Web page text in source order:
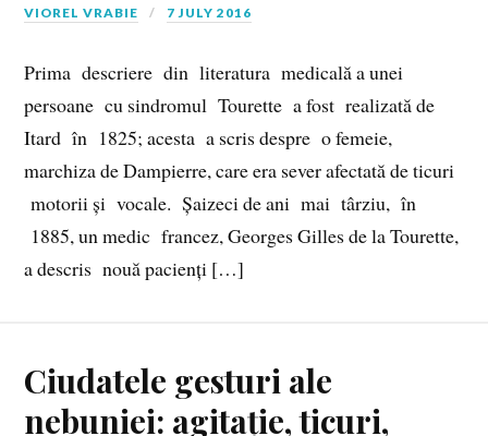
VIOREL VRABIE 7 JULY 2016
Prima descriere din literatura medicală a unei
persoane cu sindromul Tourette a fost realizată de
Itard în 1825; acesta a scris despre o femeie,
marchiza de Dampierre, care era sever afectată de ticuri
motorii și vocale. Șaizeci de ani mai târziu, în
1885, un medic francez, Georges Gilles de la Tourette,
a descris nouă pacienți […]
Ciudatele gesturi ale
nebuniei: agitație, ticuri,